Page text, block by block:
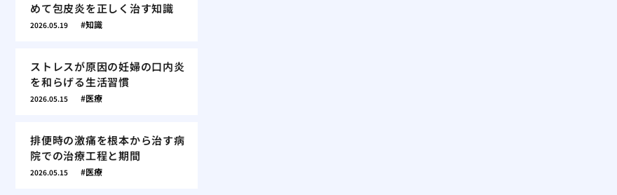
めて包皮炎を正しく治す知識
2026.05.19 知識
ストレスが原因の妊婦の口内炎
を和らげる生活習慣
2026.05.15 医療
排便時の激痛を根本から治す病
院での治療工程と期間
2026.05.15 医療